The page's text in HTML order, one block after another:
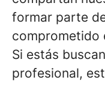
formar parte
comprometido
Si estás
profesional,